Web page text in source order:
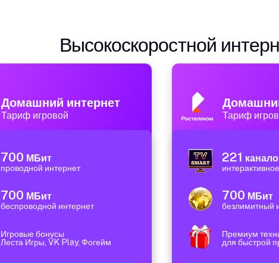
Высокоскоростной
Домашний интернет
Тариф игровой
700 МБит
проводной интернет
700 МБит
беспроводной интернет
Игровые бонусы
Леста Игры, VK Play, Фогейм
Тариф
221
700 МБит
безлимитный
Премиум
для быстрой